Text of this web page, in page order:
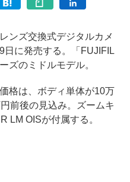
ンズ交換式デジタルカメ
日に発売する。「FUJIFIL
ズのミドルモデル。
格は、ボディ単体が10万
前後の見込み。ズームキ
LM OISが付属する。